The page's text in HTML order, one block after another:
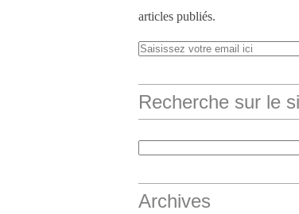
articles publiés.
Recherche sur le
Archives